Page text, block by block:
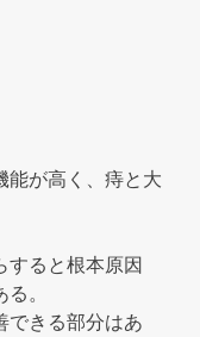
能が高く、痔と大
すると根本原因
。
できる部分はあ